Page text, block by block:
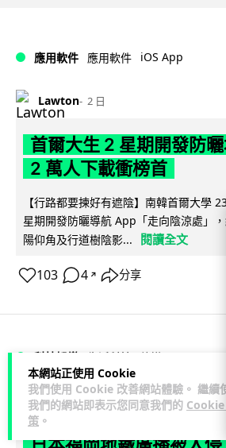
本網站正使用 Cookie
我們使用 Cookie 改善網站體驗。 繼續
我們的網站即表示您同意我們的
策 。
應用軟件 應用軟件 iOS App
Lawton 2 日
首爾大生 2 星期開發防
2 萬人下載衝榜首
【行路都要揀好有遮陰】南韓首爾大學
星期開發防曬導航 App「走向陰涼處」
陽仰角及行道樹陰影...
閱讀全文
103 4 ↗ 分享
科技娛樂 生活科技 旅遊
Lawton 1 日